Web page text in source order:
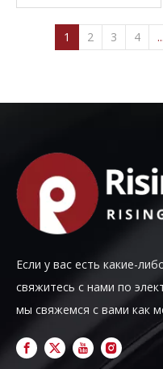
1 2 3 4 ...
Если у вас есть какие-
свяжитесь с нами по
мы свяжемся с вами как